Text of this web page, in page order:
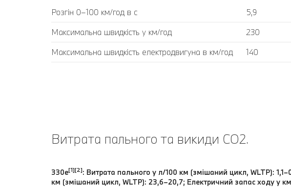
Розгін 0–100 км/год в с
5,9
Максимальна швидкість у км/год
230
Максимальна швидкість електродвигуна в км/год
140
Витрата пального та викиди CO2.
330e[1][2]: Витрата пального у л/100 км (змішаний цикл, WLTP):
км (змішаний цикл, WLTP): 23,6–20,7; Електричний запас ходу у км